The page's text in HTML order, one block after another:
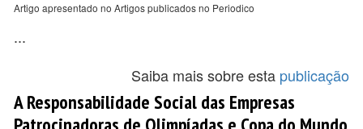
Artigo apresentado no Artigos publicados no Periodico
...
Saiba mais sobre esta publicação
A Responsabilidade Social das Empresas
Patrocinadoras de Olimpíadas e Copa do Mundo